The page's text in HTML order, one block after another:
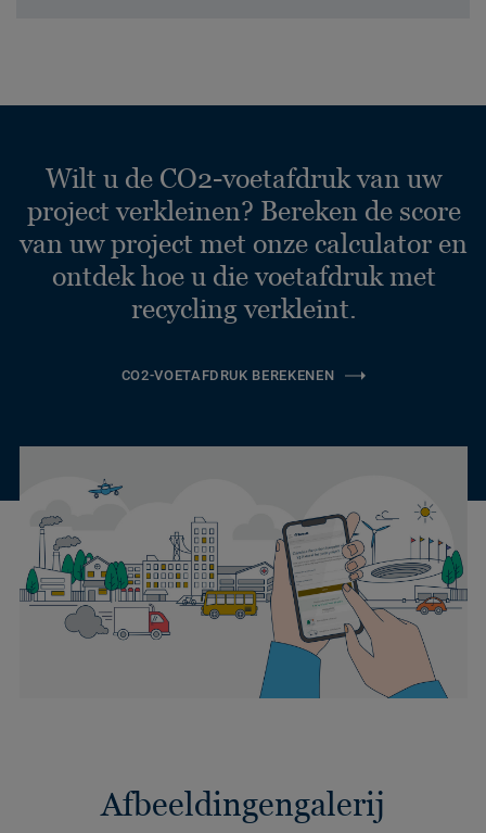
Wilt u de CO2-voetafdruk van uw
project verkleinen? Bereken de score
van uw project met onze calculator en
ontdek hoe u die voetafdruk met
recycling verkleint.
CO2-VOETAFDRUK BEREKENEN
Afbeeldingengalerij